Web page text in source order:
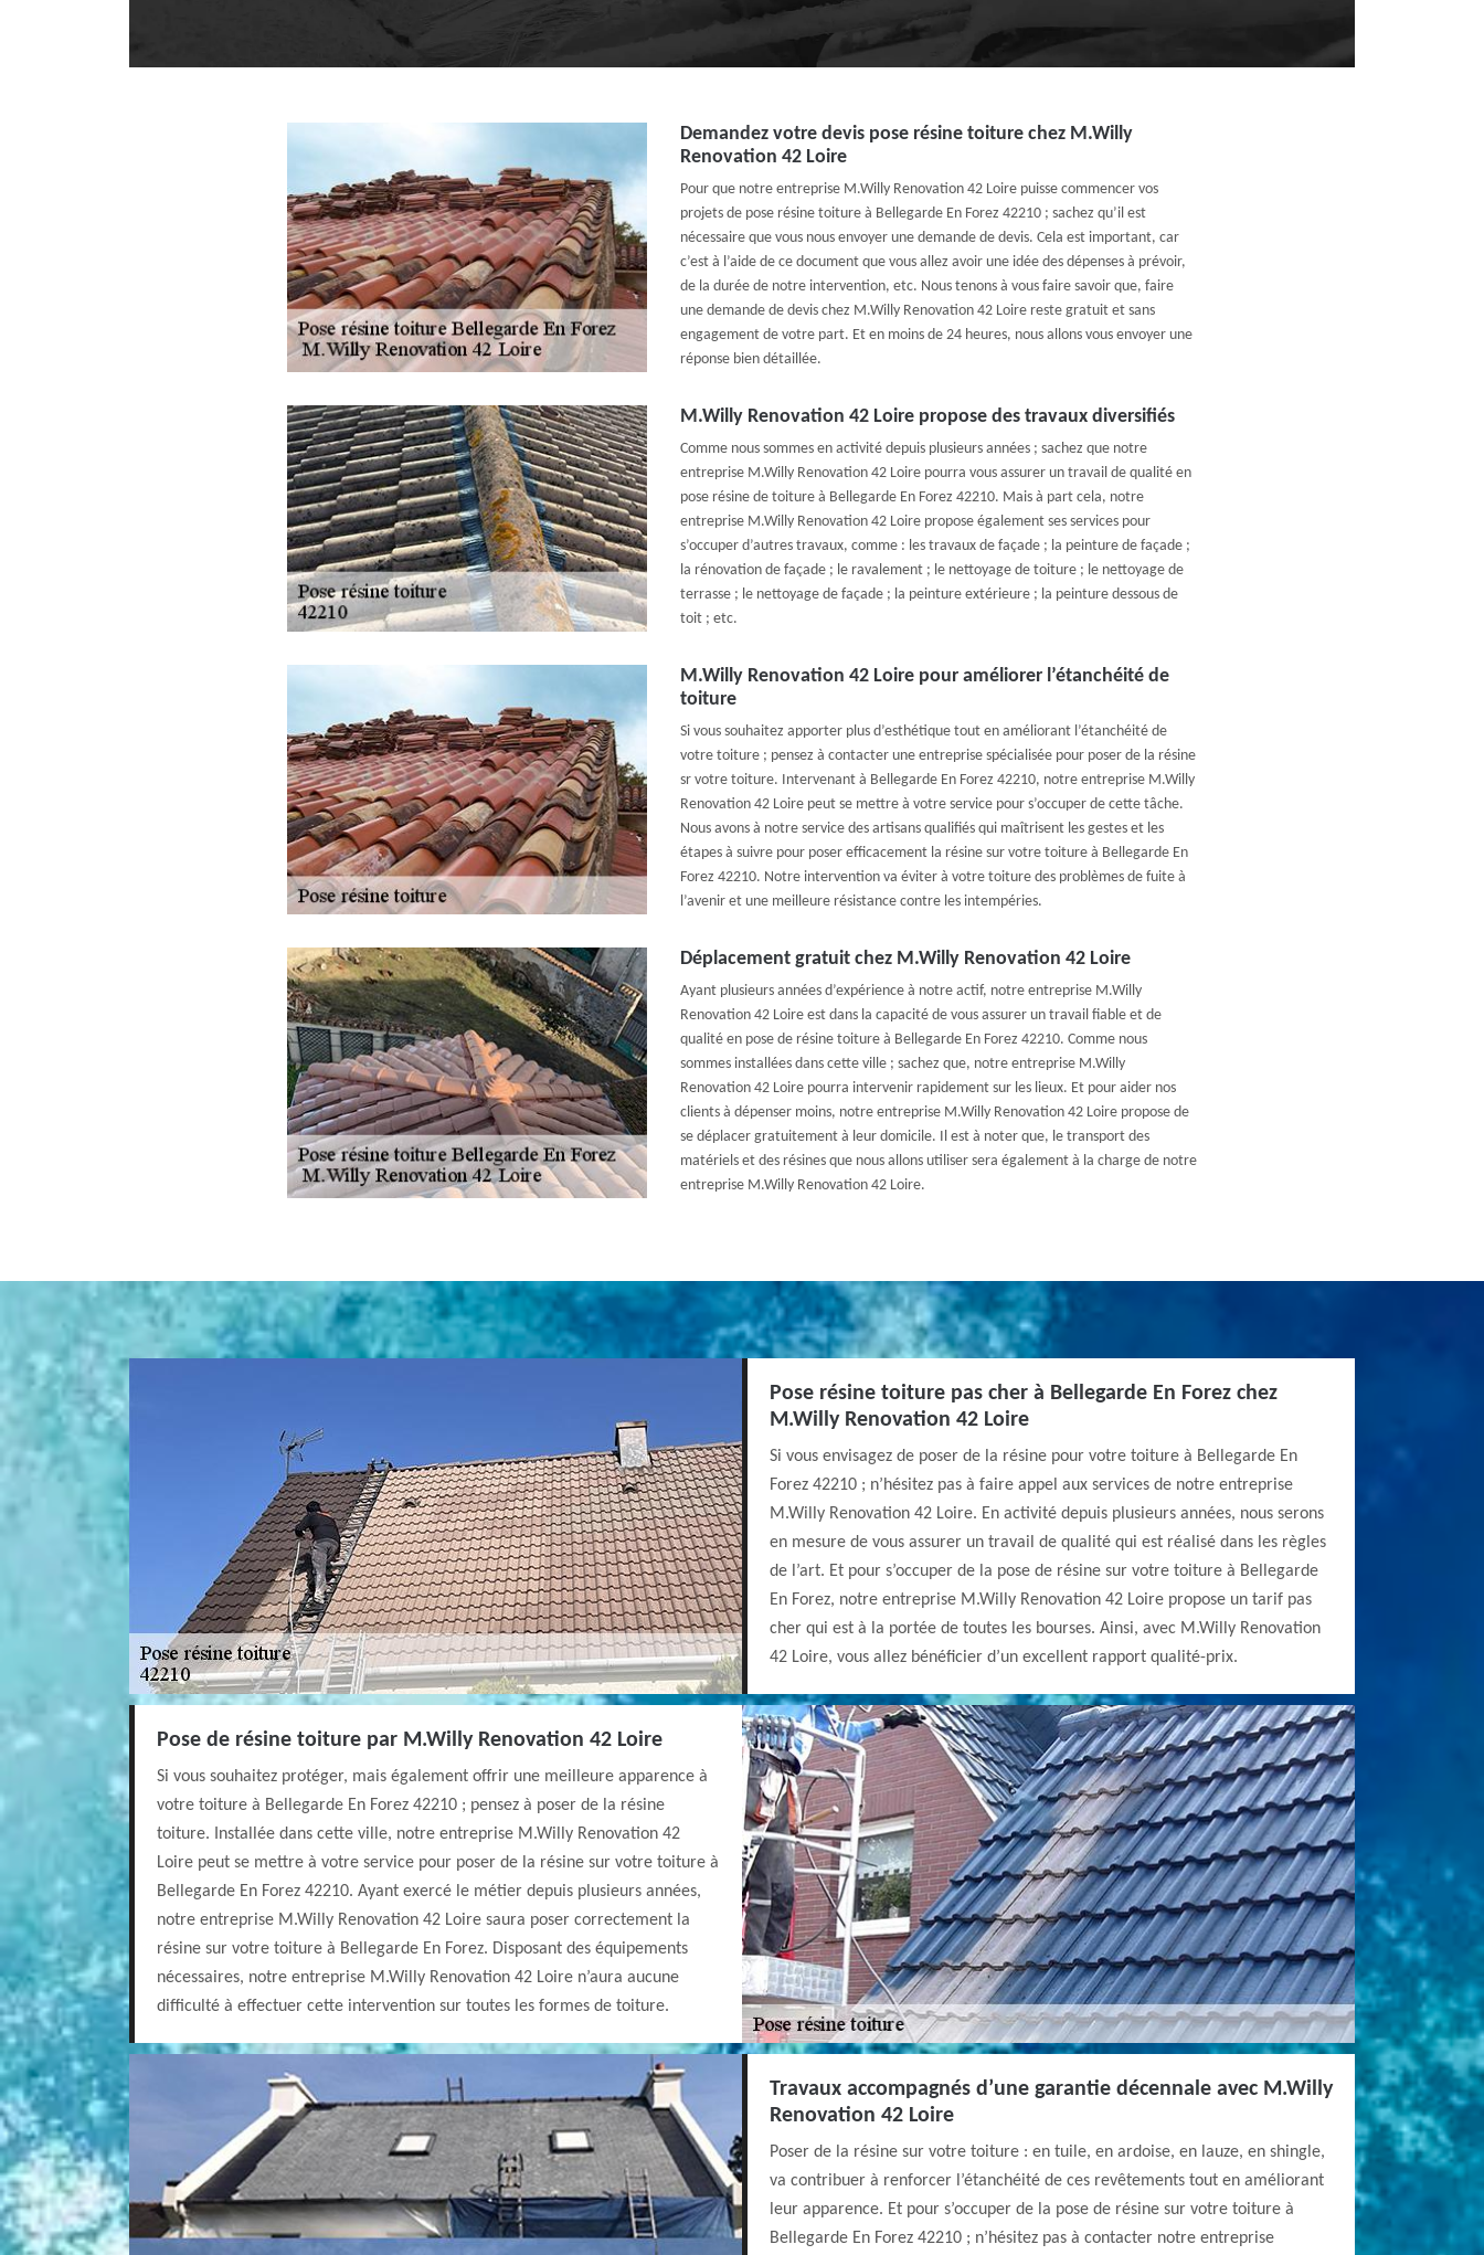
Demandez votre devis pose résine toiture chez M.Willy
Renovation 42 Loire
Pour que notre entreprise M.Willy Renovation 42 Loire puisse commencer vos
projets de pose résine toiture à Bellegarde En Forez 42210 ; sachez qu’il est
nécessaire que vous nous envoyer une demande de devis. Cela est important, car
c’est à l’aide de ce document que vous allez avoir une idée des dépenses à prévoir,
de la durée de notre intervention, etc. Nous tenons à vous faire savoir que, faire
une demande de devis chez M.Willy Renovation 42 Loire reste gratuit et sans
engagement de votre part. Et en moins de 24 heures, nous allons vous envoyer une
réponse bien détaillée.
M.Willy Renovation 42 Loire propose des travaux diversifiés
Comme nous sommes en activité depuis plusieurs années ; sachez que notre
entreprise M.Willy Renovation 42 Loire pourra vous assurer un travail de qualité en
pose résine de toiture à Bellegarde En Forez 42210. Mais à part cela, notre
entreprise M.Willy Renovation 42 Loire propose également ses services pour
s’occuper d’autres travaux, comme : les travaux de façade ; la peinture de façade ;
la rénovation de façade ; le ravalement ; le nettoyage de toiture ; le nettoyage de
terrasse ; le nettoyage de façade ; la peinture extérieure ; la peinture dessous de
toit ; etc.
M.Willy Renovation 42 Loire pour améliorer l’étanchéité de
toiture
Si vous souhaitez apporter plus d’esthétique tout en améliorant l’étanchéité de
votre toiture ; pensez à contacter une entreprise spécialisée pour poser de la résine
sr votre toiture. Intervenant à Bellegarde En Forez 42210, notre entreprise M.Willy
Renovation 42 Loire peut se mettre à votre service pour s’occuper de cette tâche.
Nous avons à notre service des artisans qualifiés qui maîtrisent les gestes et les
étapes à suivre pour poser efficacement la résine sur votre toiture à Bellegarde En
Forez 42210. Notre intervention va éviter à votre toiture des problèmes de fuite à
l’avenir et une meilleure résistance contre les intempéries.
Déplacement gratuit chez M.Willy Renovation 42 Loire
Ayant plusieurs années d’expérience à notre actif, notre entreprise M.Willy
Renovation 42 Loire est dans la capacité de vous assurer un travail fiable et de
qualité en pose de résine toiture à Bellegarde En Forez 42210. Comme nous
sommes installées dans cette ville ; sachez que, notre entreprise M.Willy
Renovation 42 Loire pourra intervenir rapidement sur les lieux. Et pour aider nos
clients à dépenser moins, notre entreprise M.Willy Renovation 42 Loire propose de
se déplacer gratuitement à leur domicile. Il est à noter que, le transport des
matériels et des résines que nous allons utiliser sera également à la charge de notre
entreprise M.Willy Renovation 42 Loire.
Pose résine toiture pas cher à Bellegarde En Forez chez
M.Willy Renovation 42 Loire
Si vous envisagez de poser de la résine pour votre toiture à Bellegarde En
Forez 42210 ; n’hésitez pas à faire appel aux services de notre entreprise
M.Willy Renovation 42 Loire. En activité depuis plusieurs années, nous serons
en mesure de vous assurer un travail de qualité qui est réalisé dans les règles
de l’art. Et pour s’occuper de la pose de résine sur votre toiture à Bellegarde
En Forez, notre entreprise M.Willy Renovation 42 Loire propose un tarif pas
cher qui est à la portée de toutes les bourses. Ainsi, avec M.Willy Renovation
42 Loire, vous allez bénéficier d’un excellent rapport qualité-prix.
Pose de résine toiture par M.Willy Renovation 42 Loire
Si vous souhaitez protéger, mais également offrir une meilleure apparence à
votre toiture à Bellegarde En Forez 42210 ; pensez à poser de la résine
toiture. Installée dans cette ville, notre entreprise M.Willy Renovation 42
Loire peut se mettre à votre service pour poser de la résine sur votre toiture à
Bellegarde En Forez 42210. Ayant exercé le métier depuis plusieurs années,
notre entreprise M.Willy Renovation 42 Loire saura poser correctement la
résine sur votre toiture à Bellegarde En Forez. Disposant des équipements
nécessaires, notre entreprise M.Willy Renovation 42 Loire n’aura aucune
difficulté à effectuer cette intervention sur toutes les formes de toiture.
Travaux accompagnés d’une garantie décennale avec M.Willy
Renovation 42 Loire
Poser de la résine sur votre toiture : en tuile, en ardoise, en lauze, en shingle,
va contribuer à renforcer l’étanchéité de ces revêtements tout en améliorant
leur apparence. Et pour s’occuper de la pose de résine sur votre toiture à
Bellegarde En Forez 42210 ; n’hésitez pas à contacter notre entreprise